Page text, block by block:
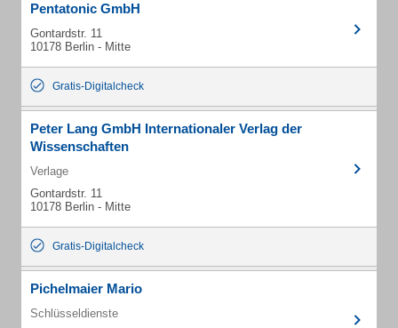
Pentatonic GmbH
Gontardstr. 11
10178 Berlin - Mitte
Gratis-Digitalcheck
Peter Lang GmbH Internationaler Verlag der
Wissenschaften
Verlage
Gontardstr. 11
10178 Berlin - Mitte
Gratis-Digitalcheck
Pichelmaier Mario
Schlüsseldienste